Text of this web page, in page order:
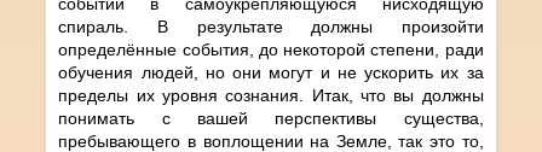
спираль. В результате должны произойти
определённые события, до некоторой степени, ради
обучения людей, но они могут и не ускорить их за
пределы их уровня сознания. Итак, что вы должны
понимать с вашей перспективы существа,
пребывающего в воплощении на Земле, так это то,